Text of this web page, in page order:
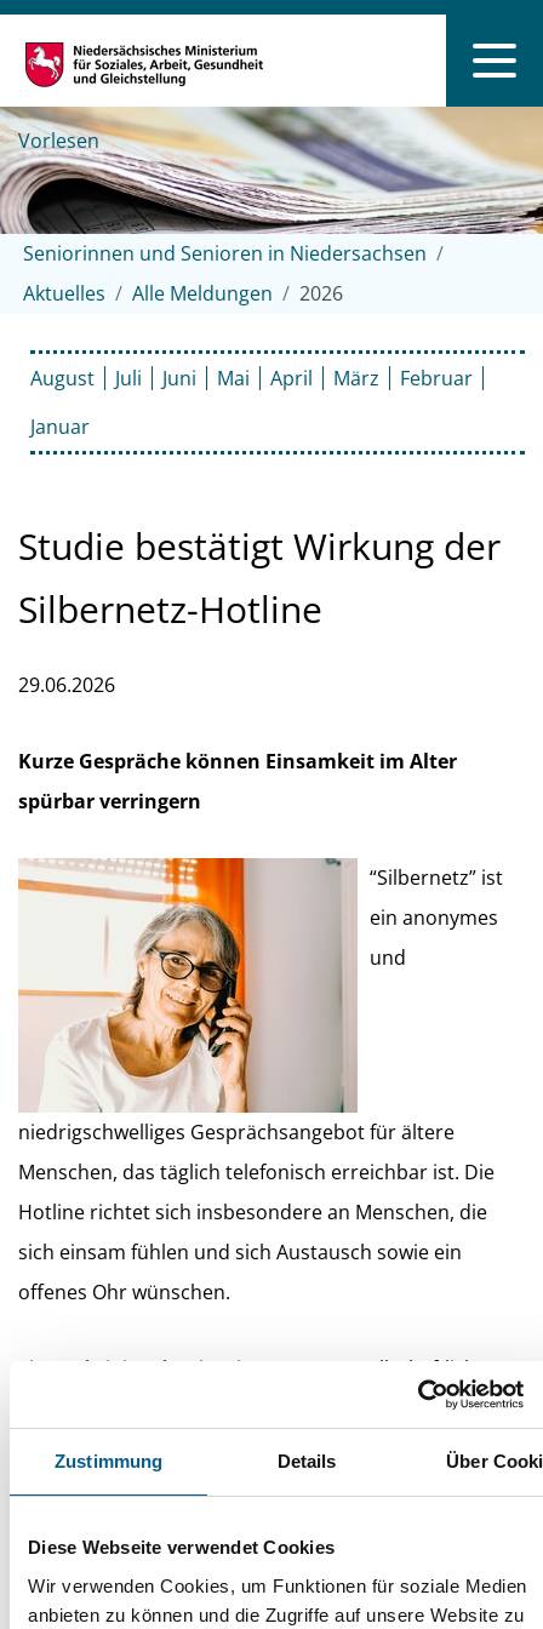
Zustimmung Details Über
Diese Webseite verwendet Cookies
Wir verwenden Cookies, um Funktionen für soziale Medien
anbieten zu können und die Zugriffe auf unsere Website zu
Vorlesen
Seniorinnen und Senioren in Niedersachsen
Aktuelles
Alle Meldungen 2026
August Juli Juni Mai April März
Februar
Januar
Studie bestätigt Wirkung der
Silbernetz-Hotline
29.06.2026
Kurze Gespräche können Einsamkeit im Alter
spürbar verringern
“Silbernetz” ist
ein anonymes
und
niedrigschwelliges Gesprächsangebot für ältere
Menschen, das täglich telefonisch erreichbar ist. Die
Hotline richtet sich insbesondere an Menschen, die
sich einsam fühlen und sich Austausch sowie ein
offenes Ohr wünschen.
Einsamkeit im Alter ist eine gesamtgesellschaftliche
Herausforderung - und ein persönliches Thema mit
Folgen für Gesundheit und gesellschaftlichen
Zusammenhalt. Gerade für ältere Menschen ist es oft
Deutsche Zentrum für Altersfragen (DZA) im